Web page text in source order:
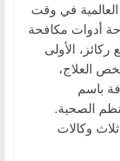
في وقت
أدوات مكافحة
ركائز، الأولى
العلاج،
باسم
الصحية.
وكالات